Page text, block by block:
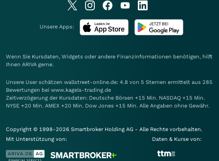
Unsere Apps:
Wenn Sie Kursdaten, Widgets oder andere Finanzinformationen benötigen, hilft
Ihnen ARIVA gerne.
Unsere User schätzen wallstreet-online.de: 4.8 von 5 Sternen ermittelt aus 285
Bewertungen bei www.kagels-trading.de
Zeitverzögerung der Kursdaten: Deutsche Börsen +15 Min. NASDAQ +15 Min.
NYSE +20 Min. AMEX +20 Min. Dow Jones +15 Min. Alle Angaben ohne Gewähr.
Copyright © 1998-2026 Smartbroker Holding AG - Alle Rechte vorbehalten.
Mit Unterstützung von:
Daten & Kurse von: